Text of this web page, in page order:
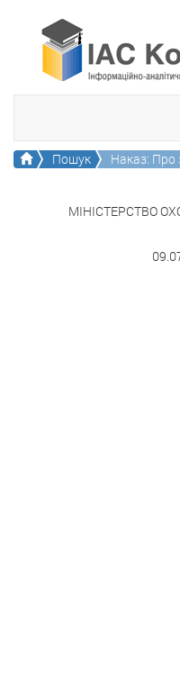
Головна
Пошук Наказ: Про
МІНІСТЕРСТВО